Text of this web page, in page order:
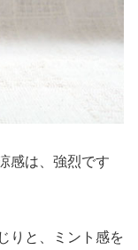
感は、強烈です
りと、ミント感を